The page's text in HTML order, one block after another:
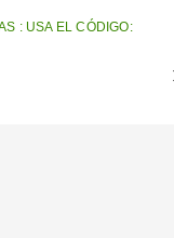
: USA EL CÓDIGO: